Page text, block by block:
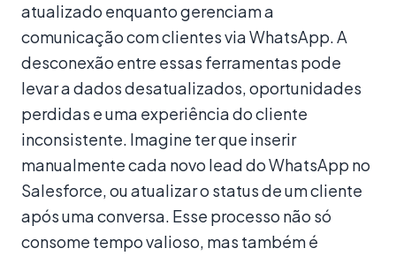
atualizado enquanto gerenciam a
comunicação com clientes via WhatsApp. A
desconexão entre essas ferramentas pode
levar a dados desatualizados, oportunidades
perdidas e uma experiência do cliente
inconsistente. Imagine ter que inserir
manualmente cada novo lead do WhatsApp no
Salesforce, ou atualizar o status de um cliente
após uma conversa. Esse processo não só
consome tempo valioso, mas também é